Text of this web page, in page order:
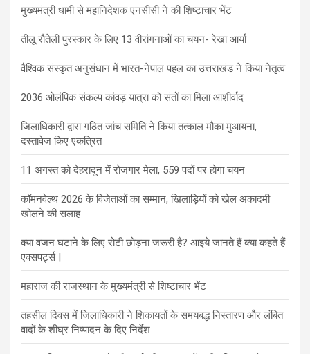
मुख्यमंत्री धामी से महानिदेशक एनसीसी ने की शिष्टाचार भेंट
तीलू रौतेली पुरस्कार के लिए 13 वीरांगनाओं का चयन- रेखा आर्या
वैश्विक संस्कृत अनुसंधान में भारत-नेपाल पहल का उत्तराखंड ने किया नेतृत्व
2036 ओलंपिक संकल्प कांवड़ यात्रा को संतों का मिला आशीर्वाद
जिलाधिकारी द्वारा गठित जांच समिति ने किया तत्काल मौका मुआयना,
दस्तावेज किए एकत्रित
11 अगस्त को देहरादून में रोजगार मेला, 559 पदों पर होगा चयन
कॉमनवेल्थ 2026 के विजेताओं का सम्मान, खिलाड़ियों को खेल अकादमी
खोलने की सलाह
क्या वजन घटाने के लिए रोटी छोड़ना जरूरी है? आइये जानते हैं क्या कहते हैं
एक्सपर्ट्स |
महाराज की राजस्थान के मुख्यमंत्री से शिष्टाचार भेंट
तहसील दिवस में जिलाधिकारी ने शिकायतों के समयबद्ध निस्तारण और लंबित
वादों के शीघ्र निष्पादन के दिए निर्देश